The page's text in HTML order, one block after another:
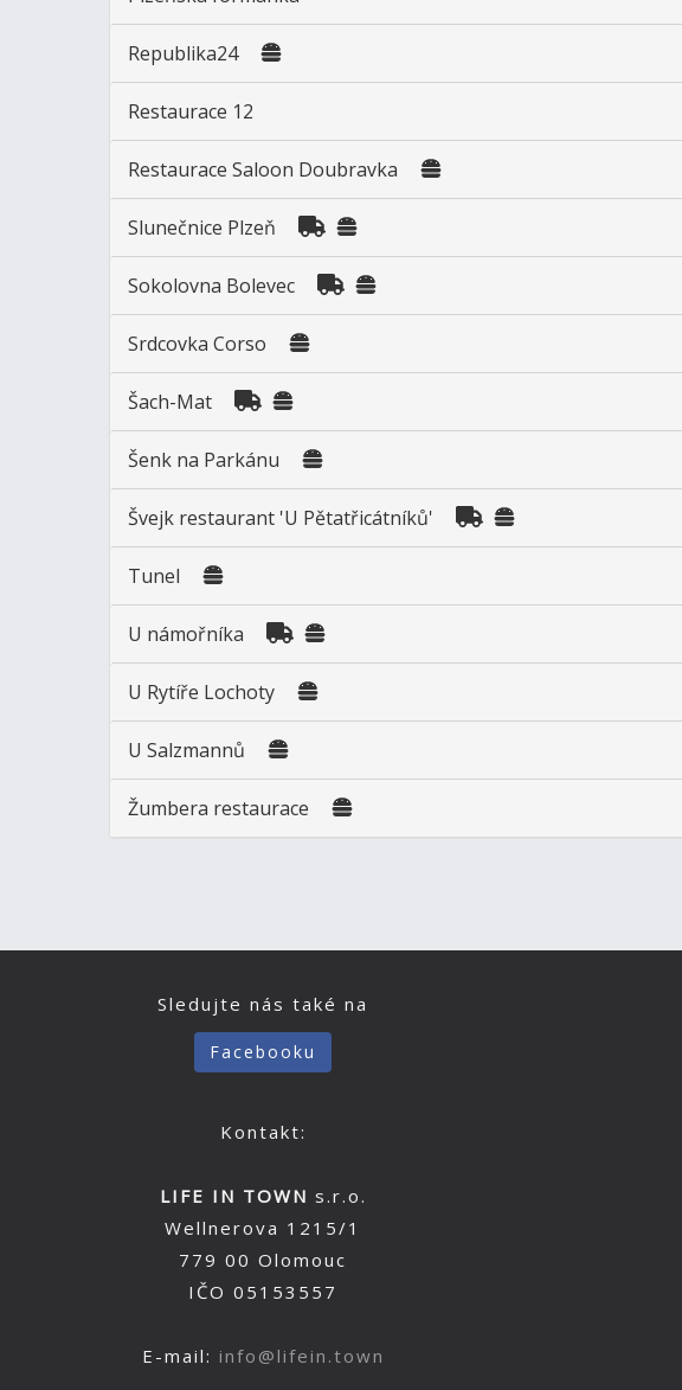
Republika24
Restaurace 12
Restaurace Saloon Doubravka
Slunečnice Plzeň
Sokolovna Bolevec
Srdcovka Corso
Šach-Mat
Šenk na Parkánu
Švejk restaurant 'U Pětatřicátníků'
Tunel
U námořníka
U Rytíře Lochoty
U Salzmannů
Žumbera restaurace
Sledujte nás také na
Facebooku
Kontakt:
LIFE IN TOWN s.r.o.
Wellnerova 1215/1
779 00 Olomouc
IČO 05153557
E-mail: info@lifein.town